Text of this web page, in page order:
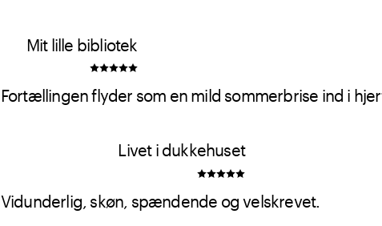
Mit lille bibliotek
Fortællingen flyder som en mild sommerbrise ind i
Livet i dukkehuset
Vidunderlig, skøn, spændende og velskrevet.